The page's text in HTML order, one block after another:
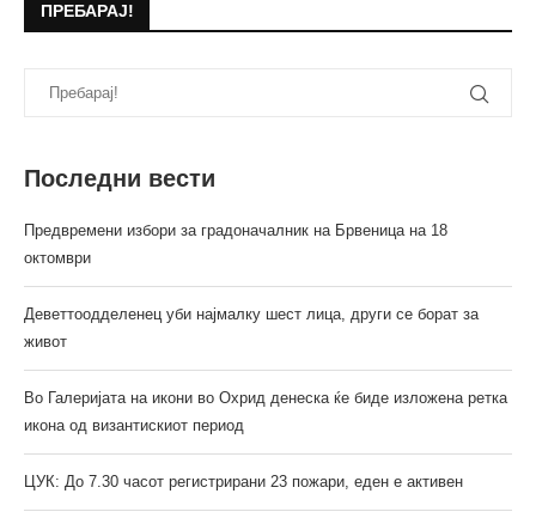
ПРЕБАРАЈ!
Последни вести
Предвремени избори за градоначалник на Брвеница на 18
октомври
Деветтоодделенец уби најмалку шест лица, други се борат за
живот
Во Галеријата на икони во Охрид денеска ќе биде изложена ретка
икона од византискиот период
ЦУК: До 7.30 часот регистрирани 23 пожари, еден е активен